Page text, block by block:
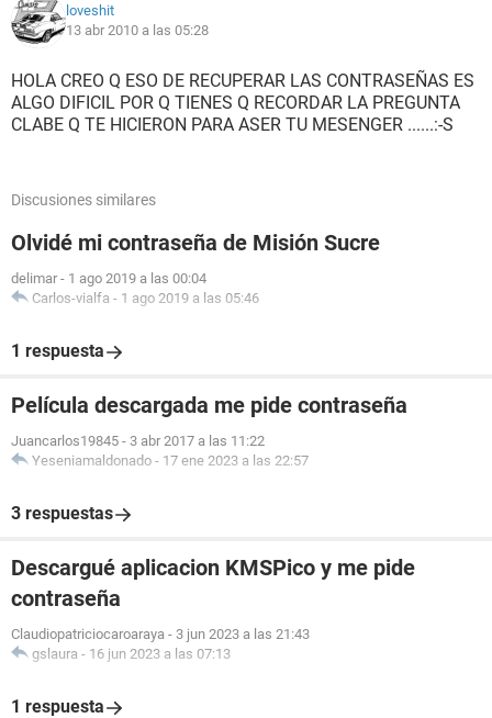
loveshit
13 abr 2010 a las 05:28
HOLA CREO Q ESO DE RECUPERAR LAS CONTRASEÑAS ES
ALGO DIFICIL POR Q TIENES Q RECORDAR LA PREGUNTA
CLABE Q TE HICIERON PARA ASER TU MESENGER ......:-S
Discusiones similares
Olvidé mi contraseña de Misión Sucre
delimar - 1 ago 2019 a las 00:04
Carlos-vialfa - 1 ago 2019 a las 05:46
1 respuesta
Película descargada me pide contraseña
Juancarlos19845 - 3 abr 2017 a las 11:22
Yeseniamaldonado - 17 ene 2023 a las 22:57
3 respuestas
Descargué aplicacion KMSPico y me pide
contraseña
Claudiopatriciocaroaraya - 3 jun 2023 a las 21:43
gslaura - 16 jun 2023 a las 07:13
1 respuesta